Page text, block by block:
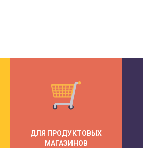
ДЛЯ ПРОДУКТОВЫХ
МАГАЗИНОВ